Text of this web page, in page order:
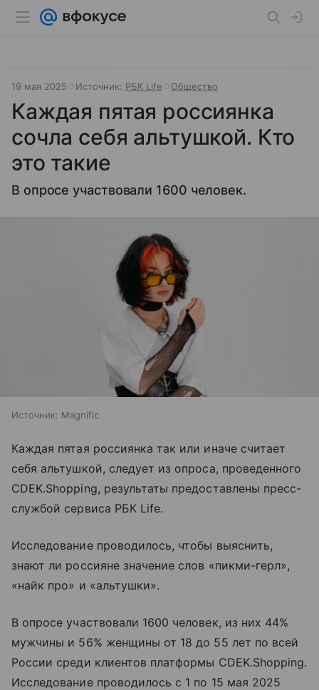
19 мая 2025 Источник: РБК Life Общество
Каждая пятая россиянка
сочла себя альтушкой. Кто
это такие
В опросе участвовали 1600 человек.
Источник: Magnific
Каждая пятая россиянка так или иначе считает
себя альтушкой, следует из опроса, проведенного
CDEK.Shopping, результаты предоставлены пресс-
службой сервиса РБК Life.
Исследование проводилось, чтобы выяснить,
знают ли россияне значение слов «пикми-герл»,
«найк про» и «альтушки».
В опросе участвовали 1600 человек, из них 44%
мужчины и 56% женщины от 18 до 55 лет по всей
России среди клиентов платформы CDEK.Shopping.
Исследование проводилось с 1 по 15 мая 2025